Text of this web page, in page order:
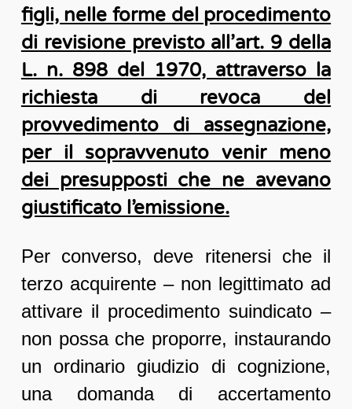
figli, nelle forme del procedimento
di revisione previsto all’art. 9 della
L. n. 898 del 1970, attraverso la
richiesta di revoca del
provvedimento di assegnazione,
per il sopravvenuto venir meno
dei presupposti che ne avevano
giustificato l’emissione.
Per converso, deve ritenersi che il
terzo acquirente – non legittimato ad
attivare il procedimento suindicato –
non possa che proporre, instaurando
un ordinario giudizio di cognizione,
una domanda di accertamento